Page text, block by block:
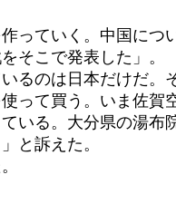
ていく。中国につ
そこで発表した」。
のは日本だけだ。
て買う。いま佐賀
る。大分県の湯布
と訴えた。